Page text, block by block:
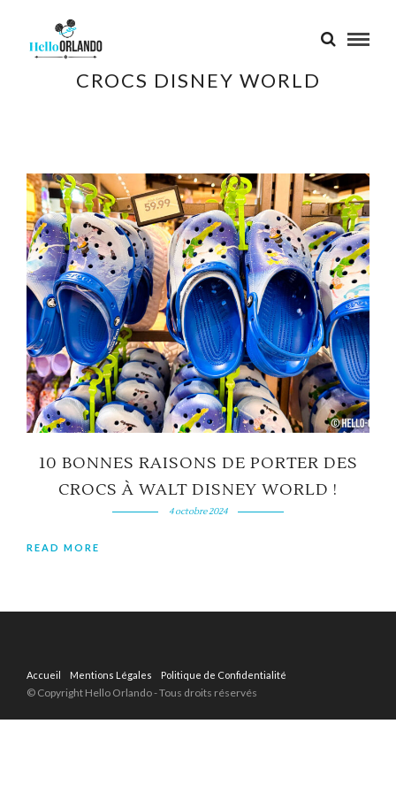
CROCS DISNEY WORLD
10 BONNES RAISONS DE PORTER DES
CROCS À WALT DISNEY WORLD !
4 octobre 2024
READ MORE
Accueil Mentions Légales Politique de Confidentialité
© Copyright Hello Orlando - Tous droits réservés